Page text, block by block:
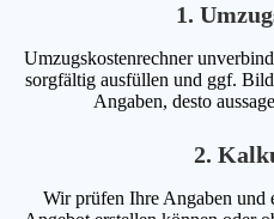
1.
Umzugskostenrechner
sorgfältig ausfüllen und ggf.
Angaben, desto
2.
Wir prüfen Ihre Angaben und